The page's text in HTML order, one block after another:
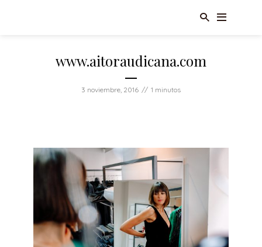
www.aitoraudicana.com
3 noviembre, 2016 1 minutos